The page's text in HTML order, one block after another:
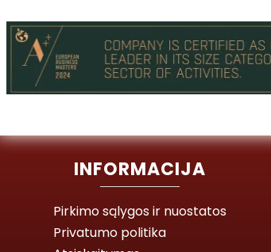
INFORMACIJA
Pirkimo sąlygos ir nuostatos
Privatumo politika